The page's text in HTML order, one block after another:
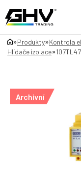
»Produkty»Kontrola
Hlídače izolace»
Archivní